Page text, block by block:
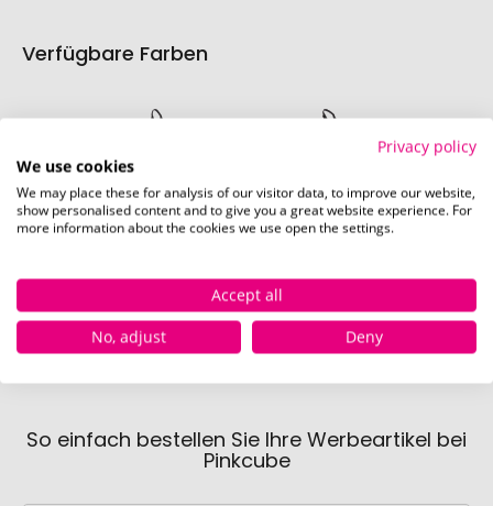
Verfügbare Farben
Sofort verfügbar
Sofort verfügbar
So einfach bestellen Sie Ihre Werbeartikel bei
Pinkcube
Privacy policy
We use cookies
We may place these for analysis of our visitor data, to improve our website,
show personalised content and to give you a great website experience. For
more information about the cookies we use open the settings.
Accept all
No, adjust
Deny